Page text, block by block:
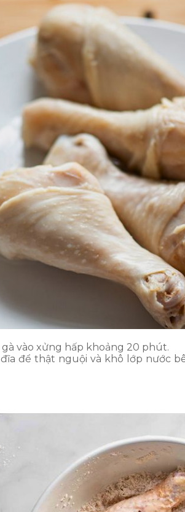
vào xửng hấp khoảng 20 phút.
để thật nguội và khô lớp nước